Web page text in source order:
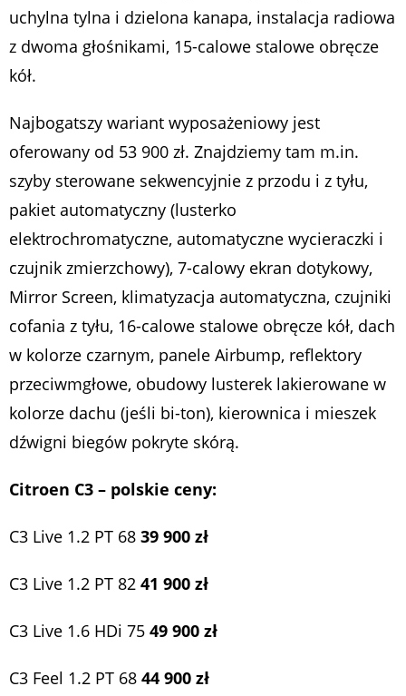
uchylna tylna i dzielona kanapa, instalacja radiowa
z dwoma głośnikami, 15-calowe stalowe obręcze
kół.
Najbogatszy wariant wyposażeniowy jest
oferowany od 53 900 zł. Znajdziemy tam m.in.
szyby sterowane sekwencyjnie z przodu i z tyłu,
pakiet automatyczny (lusterko
elektrochromatyczne, automatyczne wycieraczki i
czujnik zmierzchowy), 7-calowy ekran dotykowy,
Mirror Screen, klimatyzacja automatyczna, czujniki
cofania z tyłu, 16-calowe stalowe obręcze kół, dach
w kolorze czarnym, panele Airbump, reflektory
przeciwmgłowe, obudowy lusterek lakierowane w
kolorze dachu (jeśli bi-ton), kierownica i mieszek
dźwigni biegów pokryte skórą.
Citroen C3 – polskie ceny:
C3 Live 1.2 PT 68 39 900 zł
C3 Live 1.2 PT 82 41 900 zł
C3 Live 1.6 HDi 75 49 900 zł
C3 Feel 1.2 PT 68 44 900 zł